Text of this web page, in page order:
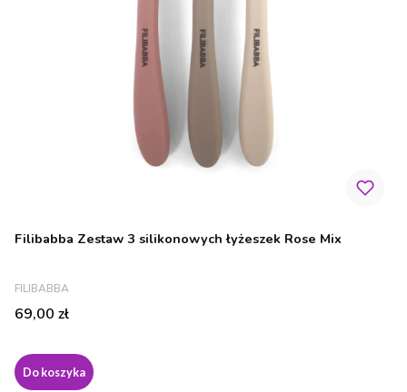
Filibabba Zestaw 3 silikonowych łyżeszek Rose Mix
PRODUCENT
FILIBABBA
Cena
69,00 zł
Do koszyka